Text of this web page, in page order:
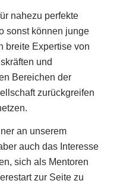
nahezu perfekte
sonst können junge
breite Expertise von
und
Bereichen der
zurückgreifen
an unserem
auch das Interesse
sich als Mentoren
zur Seite zu